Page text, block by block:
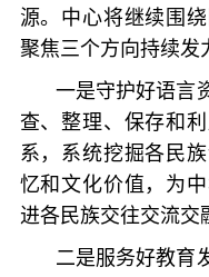
源。中心将继续围
聚焦三个方向持续发
一是守护好语言
查、整理、保存和
系，系统挖掘各民
忆和文化价值，为
进各民族交往交流交
二是服务好教育